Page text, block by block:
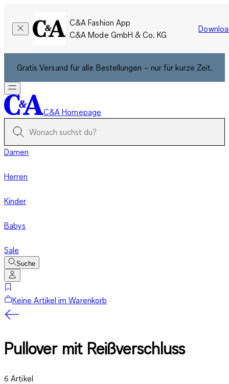
C&A Fashion App
C&A Mode GmbH & Co. KG
Gratis Versand für alle Bestellungen – nur für kurze Zeit.
C&A Homepage
Damen
Herren
Kinder
Babys
Sale
Suche
Keine Artikel im Warenkorb
Pullover mit Reißverschluss
6 Artikel